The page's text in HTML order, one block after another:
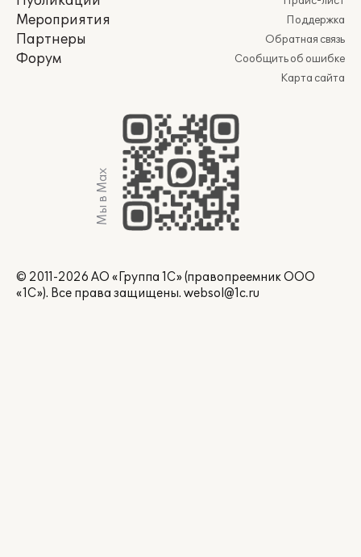
Мероприятия
Партнеры
Форум
Поддержка
Обратная связь
Сообщить об ошибке
Карта сайта
Мы в Max
© 2011-2026 АО «Группа 1С» (правопреемник ООО
«1С»). Все права защищены. websol@1c.ru